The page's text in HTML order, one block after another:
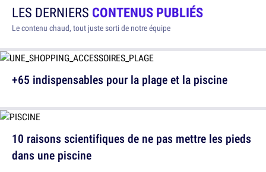
LES DERNIERS CONTENUS PUBLIÉS
Le contenu chaud, tout juste sorti de notre équipe
+65 indispensables pour la plage et la piscine
10 raisons scientifiques de ne pas mettre les pieds
dans une piscine